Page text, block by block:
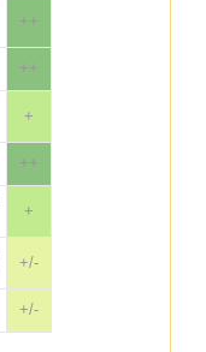
++
++
+
++
+
+/-
+/-